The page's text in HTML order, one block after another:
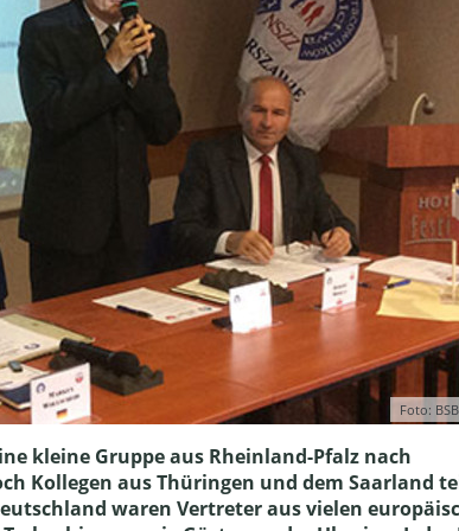
Foto:
kleine Gruppe aus Rheinland-Pfalz nach
Kollegen aus Thüringen und dem Saarland
waren Vertreter aus vielen